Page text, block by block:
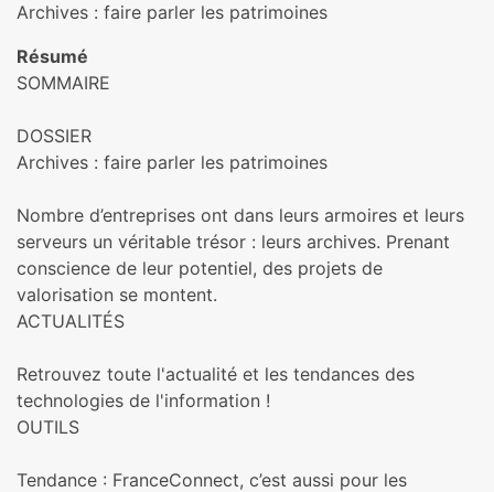
Archives : faire parler les patrimoines
Résumé
SOMMAIRE
DOSSIER
Archives : faire parler les patrimoines
Nombre d’entreprises ont dans leurs armoires et leurs
serveurs un véritable trésor : leurs archives. Prenant
conscience de leur potentiel, des projets de
valorisation se montent.
ACTUALITÉS
Retrouvez toute l'actualité et les tendances des
technologies de l'information !
OUTILS
Tendance : FranceConnect, c’est aussi pour les